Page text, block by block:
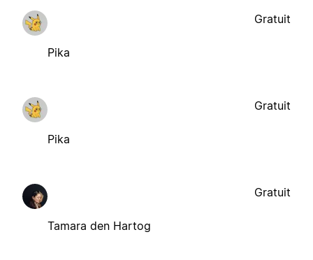
Pika
Gratuit
Pika
Gratuit
Tamara den Hartog
Gratuit